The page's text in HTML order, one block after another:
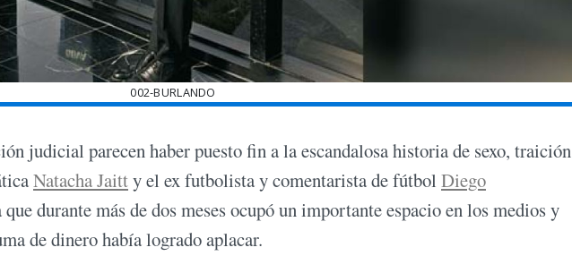
002-BURLANDO
judicial parecen haber puesto fin a la escandalosa historia de sexo, traición
Natacha Jaitty el ex futbolista y comentarista de fútbol Diego
que durante más de dos meses ocupó un importante espacio en los medios y
de dinero había logrado aplacar.